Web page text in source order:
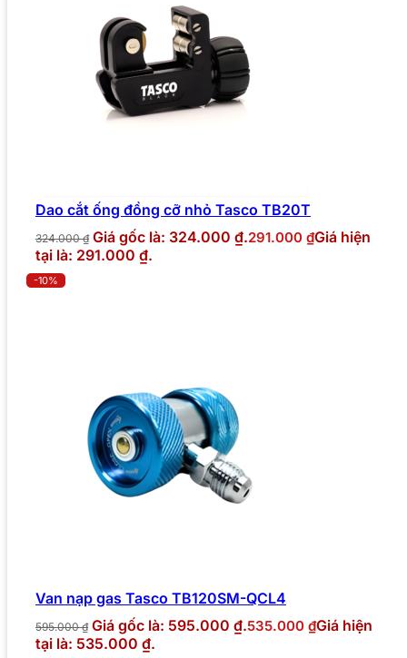
Dao cắt ống đồng cỡ nhỏ Tasco TB20T
324.000₫ Giá gốc là: 324.000 ₫.291.000 ₫Giá hiện
tại là: 291.000 ₫.
-10%
Van nạp gas Tasco TB120SM-QCL4
595.000₫ Giá gốc là: 595.000 ₫.535.000 ₫Giá hiện
tại là: 535.000 ₫.